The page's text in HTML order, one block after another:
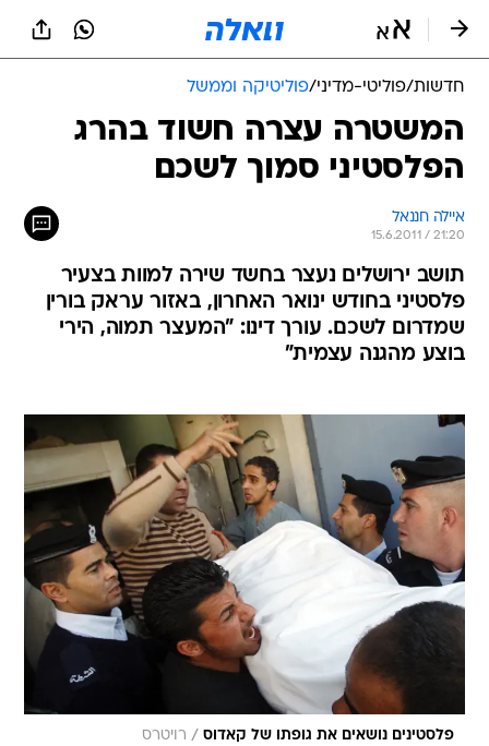
חדשות/פוליטי-מדיני/פוליטיקה וממשל
המשטרה עצרה חשוד בהרג
הפלסטיני סמוך לשכם
איילה חננאל
15.6.2011 / 21:20
תושב ירושלים נעצר בחשד שירה למוות בצעיר
פלסטיני בחודש ינואר האחרון, באזור עראק בורין
שמדרום לשכם. עורך דינו: "המעצר תמוה, הירי
בוצע מהגנה עצמית"
פלסטינים נושאים את גופתו של קאדוס / רויטרס